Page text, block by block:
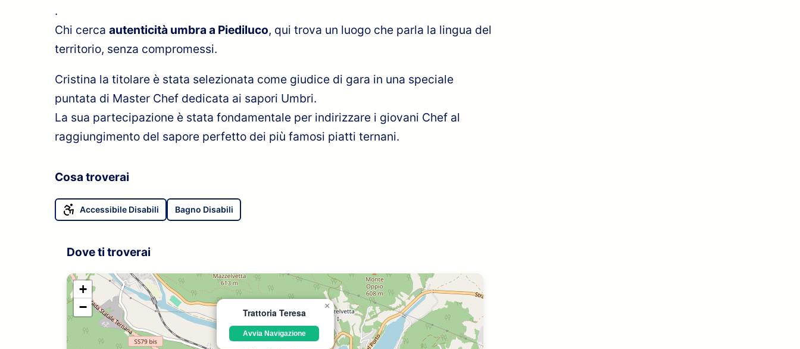
.
Chi cerca autenticità umbra a Piediluco, qui trova un luogo che parla la lingua del
territorio, senza compromessi.
Cristina la titolare è stata selezionata come giudice di gara in una speciale
puntata di Master Chef dedicata ai sapori Umbri.
La sua partecipazione è stata fondamentale per indirizzare i giovani Chef al
raggiungimento del sapore perfetto dei più famosi piatti ternani.
Cosa troverai
Accessibile Disabili Bagno Disabili
Dove ti troverai
Trattoria Teresa
Avvia Navigazione
×
+
−